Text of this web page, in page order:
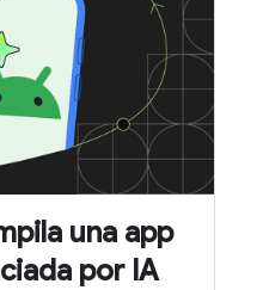
una app
por IA